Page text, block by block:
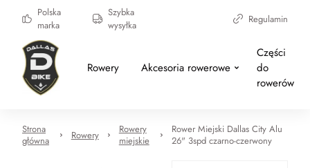
Polska
marka
Szybka
wysyłka
Regulamin
Rowery Akcesoria rowerowe
Części
do
rowerów
Strona
główna
Rowery
Rowery
miejskie
Rower Miejski Dallas City Alu
26" 3spd czarno-czerwony